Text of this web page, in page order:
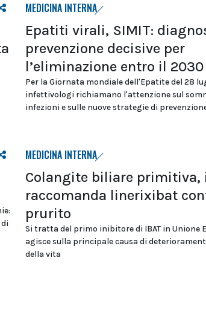
MEDICINA INTERNA
Epatiti virali, SIMIT:
prevenzione decisive per
l’eliminazione entro il 2030
Per la Giornata mondiale dell'Epatite del 28
infettivologi richiamano l'attenzione sul
infezioni e sulle nuove strategie di
MEDICINA INTERNA
Colangite biliare primitiva,
raccomanda linerixibat
prurito
Si tratta del primo inibitore di IBAT in Unione
agisce sulla principale causa di
della vita